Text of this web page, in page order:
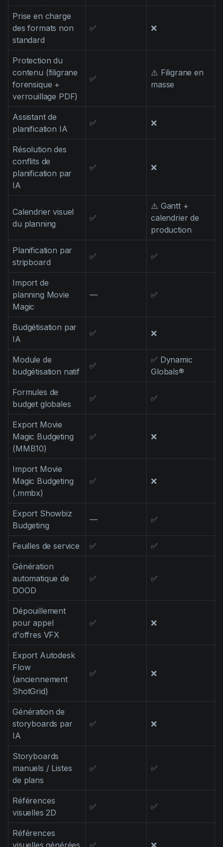
Prise en charge
des formats non
standard
✅ ❌
Protection du
contenu (filigrane
forensique +
verrouillage PDF)
✅
⚠️ Filigrane en
masse
Assistant de
planification IA
✅ ❌
Résolution des
conflits de
planification par
IA
✅ ❌
Calendrier visuel
du planning
✅
⚠️ Gantt +
calendrier de
production
Planification par
stripboard
✅ ✅
Import de
planning Movie
Magic
— ✅
Budgétisation par
IA
✅ ❌
Module de
budgétisation natif
✅
✅ Dynamic
Globals®
Formules de
budget globales
✅ ✅
Export Movie
Magic Budgeting
(MMB10)
✅ ❌
Import Movie
Magic Budgeting
(.mmbx)
✅ ❌
Export Showbiz
Budgeting
— ✅
Feuilles de service ✅ ✅
Génération
automatique de
DOOD
✅ ✅
Dépouillement
pour appel
d'offres VFX
✅ ❌
Export Autodesk
Flow
(anciennement
ShotGrid)
✅ ❌
Génération de
storyboards par
IA
✅ ❌
Storyboards
manuels / Listes
de plans
✅ ✅
Références
visuelles 2D
✅ ✅
Références
visuelles générées
✅ ❌